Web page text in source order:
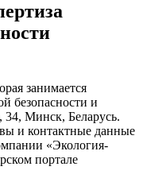
занимается
безопасности и
34, Минск, Беларусь.
и контактные данные
«Экология-
портале